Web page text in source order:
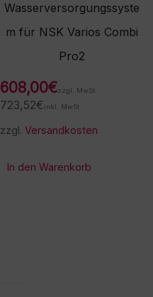
Wasserversorgungssyste
m für NSK Varios Combi
Pro2
608,00€zzgl. MwSt.
723,52€ inkl. MwSt.
zzgl.Versandkosten
In den Warenkorb